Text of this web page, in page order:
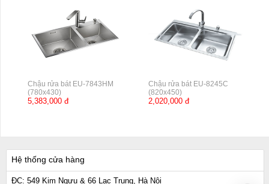
Chậu rửa bát EU-7843HM
(780x430)
5,383,000 đ
Chậu rửa bát EU-8245C
(820x450)
2,020,000 đ
Hệ thống cửa hàng
ĐC: 549 Kim Ngưu & 66 Lạc Trung, Hà Nội